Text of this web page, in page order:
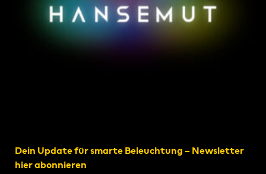
Dein Update für smarte Beleuchtung – Newsletter
hier abonnieren